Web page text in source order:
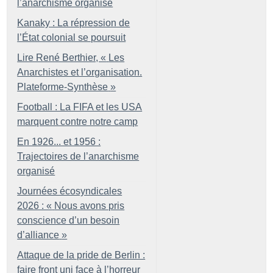
l’anarchisme organisé
Kanaky : La répression de
l’État colonial se poursuit
Lire René Berthier, « Les
Anarchistes et l’organisation.
Plateforme-Synthèse »
Football : La FIFA et les USA
marquent contre notre camp
En 1926... et 1956 :
Trajectoires de l’anarchisme
organisé
Journées écosyndicales
2026 : « Nous avons pris
conscience d’un besoin
d’alliance »
Attaque de la pride de Berlin :
faire front uni face à l’horreur